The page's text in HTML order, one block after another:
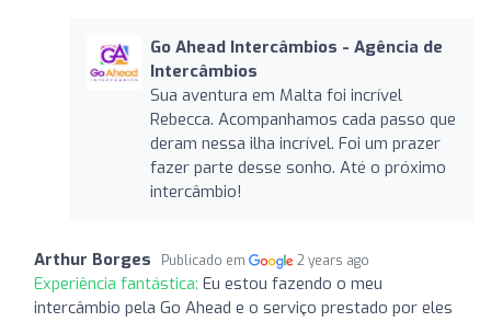
Go Ahead Intercâmbios - Agência de
Intercâmbios
Sua aventura em Malta foi incrível
Rebecca. Acompanhamos cada passo que
deram nessa ilha incrível. Foi um prazer
fazer parte desse sonho. Até o próximo
intercâmbio!
Arthur Borges Publicado em 2 years ago
Experiência fantástica: Eu estou fazendo o meu
intercâmbio pela Go Ahead e o serviço prestado por eles